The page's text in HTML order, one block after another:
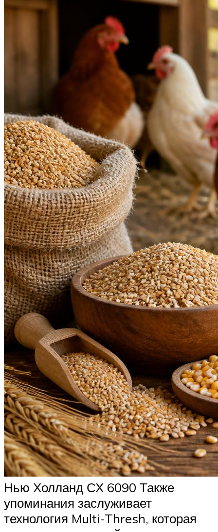
Нью Холланд СХ 6090 Также
упоминания заслуживает
технология Multi-Thresh, которая